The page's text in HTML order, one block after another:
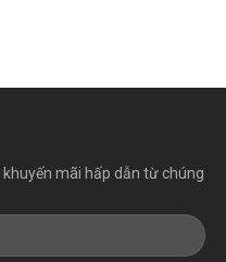
mãi hấp dẫn từ chúng